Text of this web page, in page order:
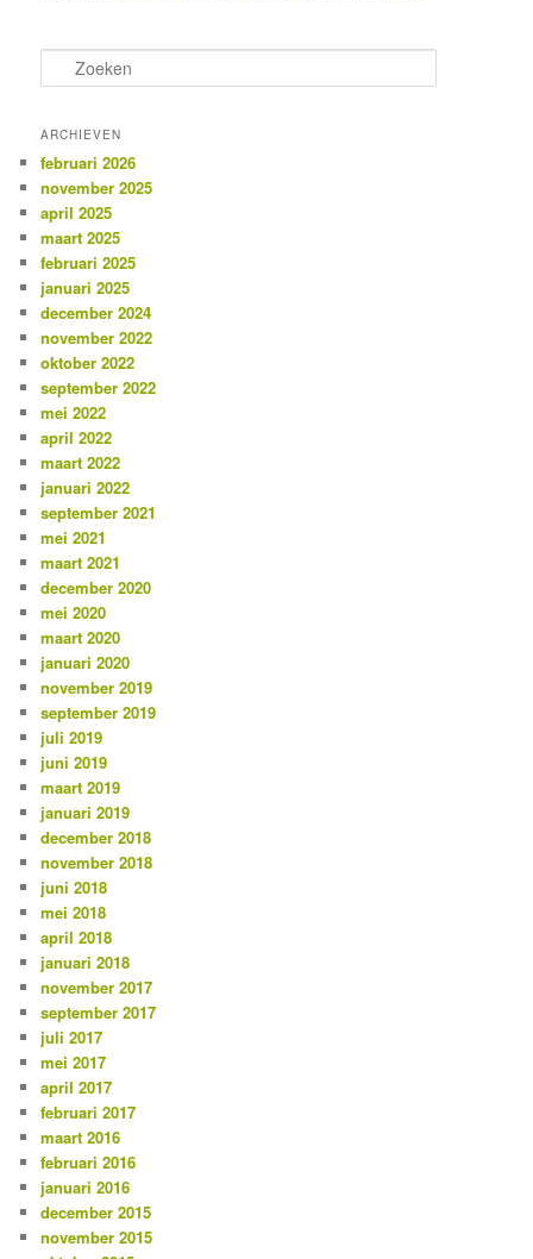
o
k
n
ARCHIEVEN
februari 2026
november 2025
april 2025
maart 2025
februari 2025
januari 2025
december 2024
november 2022
oktober 2022
september 2022
mei 2022
april 2022
maart 2022
januari 2022
september 2021
mei 2021
maart 2021
december 2020
mei 2020
maart 2020
januari 2020
november 2019
september 2019
juli 2019
juni 2019
maart 2019
januari 2019
december 2018
november 2018
juni 2018
mei 2018
april 2018
januari 2018
november 2017
september 2017
juli 2017
mei 2017
april 2017
februari 2017
maart 2016
februari 2016
januari 2016
december 2015
november 2015